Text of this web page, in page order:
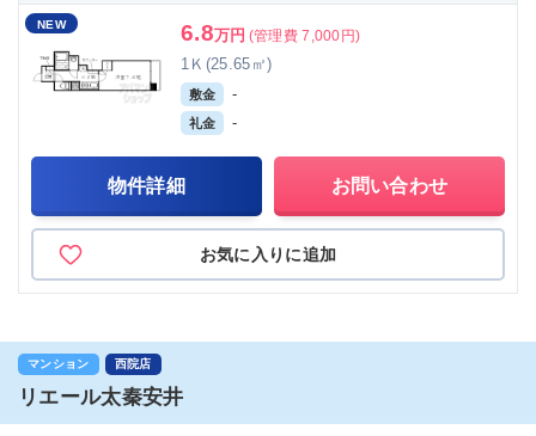
NEW 6.8万円 (管理費 7,000円)
1Ｋ(25.65㎡)
敷金 -
礼金 -
物件詳細 お問い合わせ
お気に入りに追加
マンション 西院店
リエール太秦安井